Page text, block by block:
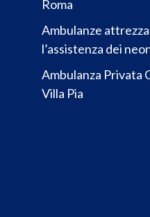
Roma
Ambulanze
l’assistenza dei
Ambulanza Privata
Villa Pia